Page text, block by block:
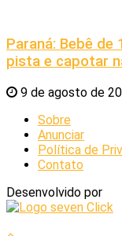
Paraná: Bebê
pista e capotar
9 de agosto de
Sobre
Anunciar
Política de
Contato
Desenvolvido por